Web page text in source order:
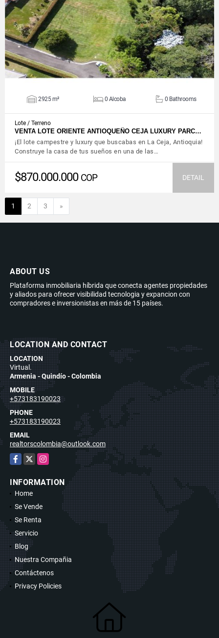
VIEW DETAILS
2925 m² 0 Alcoba 0 Bathrooms
Lote / Terreno
VENTA LOTE ORIENTE ANTIOQUEÑO CEJA LUXURY PARC…
¡El lote campestre y luxury que buscabas en La Ceja, Antioquia!
Construye la casa de tus sueños en una de las…
$870.000.000 COP DETAIL
1 2 3 »
ABOUT US
Plataforma inmobiliaria híbrida que conecta agentes propiedades
y aliados para ofrecer visibilidad tecnologia y expancion con
compradores e inversionistas en más de 15 países.
LOCATION AND CONTACT
LOCATION
Virtual.
Armenia - Quindío - Colombia
MOBILE
+573183190023
PHONE
+573183190023
EMAIL
realtorscolombia@outlook.com
Facebook
X Instagram
INFORMATION
Home
Se Vende
Se Renta
Servicio
Blog
Nuestra Compañia
Contáctenos
Privacy Policies